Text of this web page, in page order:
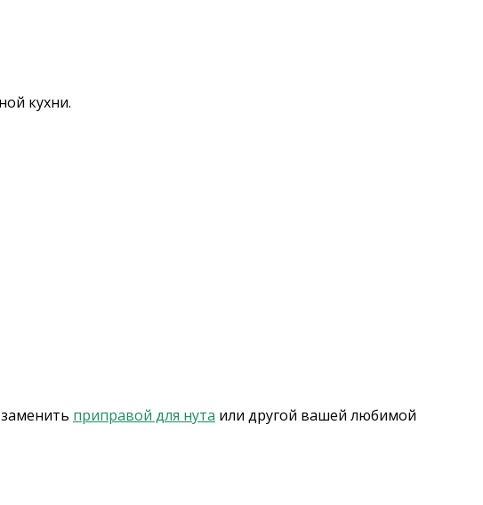
кухни.
приправой для нута или другой вашей любимой